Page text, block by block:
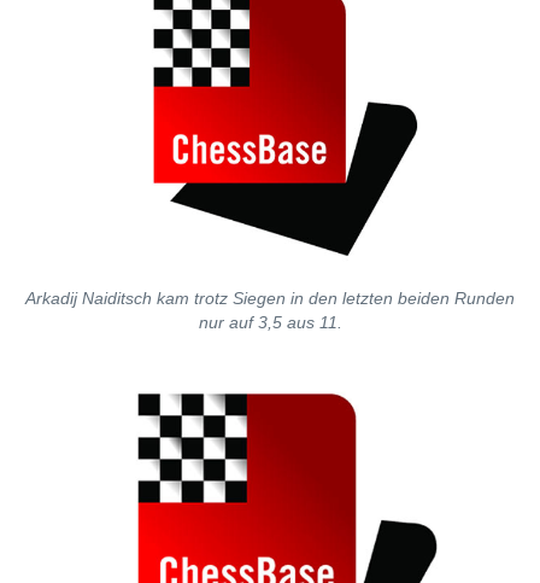
Arkadij Naiditsch kam trotz Siegen in den letzten beiden Runden
nur auf 3,5 aus 11.